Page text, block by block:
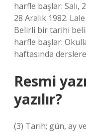
harfle başlar: Salı,
28 Aralık 1982.
Belirli bir tarihi
harfle başlar:
haftasında
Resmi
yazılır?
(3) Tarih; gün, ay